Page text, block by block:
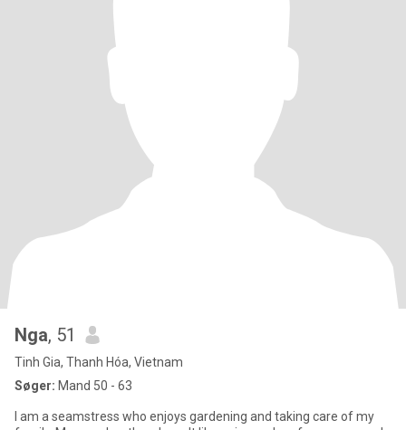
Nga, 51
Tinh Gia, Thanh Hóa, Vietnam
Søger: Mand 50 - 63
I am a seamstress who enjoys gardening and taking care of my